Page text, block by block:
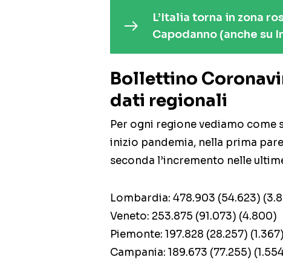
L’Italia torna in zona
Capodanno (anche su
Bollettino
dati regionali
Per ogni regione vediamo
inizio pandemia, nella prima
seconda l’incremento nelle
Lombardia: 478.903 (54.623)
Veneto: 253.875 (91.073) (4.800)
Piemonte: 197.828 (28.257) (1.367)
Campania: 189.673 (77.255)